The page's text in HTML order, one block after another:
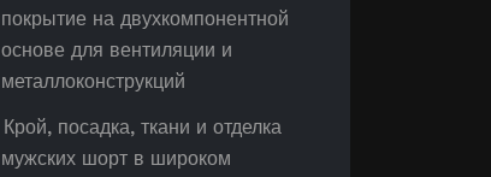
покрытие на двухкомпонентной
основе для вентиляции и
металлоконструкций
Крой, посадка, ткани и отделка
мужских шорт в широком